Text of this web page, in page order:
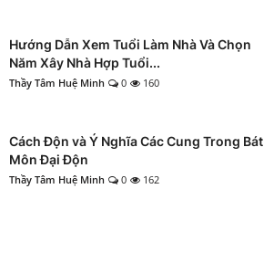
Hướng Dẫn Xem Tuổi Làm Nhà Và Chọn
Năm Xây Nhà Hợp Tuổi...
Thầy Tâm Huệ Minh 0 160
Cách Độn và Ý Nghĩa Các Cung Trong Bát
Môn Đại Độn
Thầy Tâm Huệ Minh 0 162